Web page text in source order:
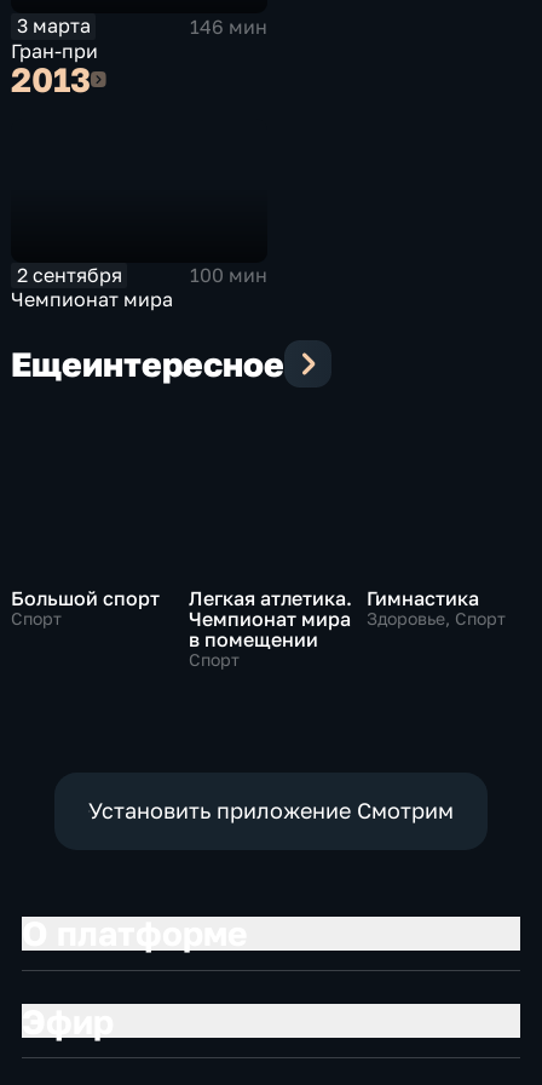
3 марта
146 мин
Гран-при
20132013
2 сентября
100 мин
Чемпионат мира
Ещеинтересное
Большой спорт
Спорт
Легкая атлетика.
Чемпионат мира
в помещении
Спорт
Гимнастика
Здоровье, Спорт
Установить приложение Смотрим